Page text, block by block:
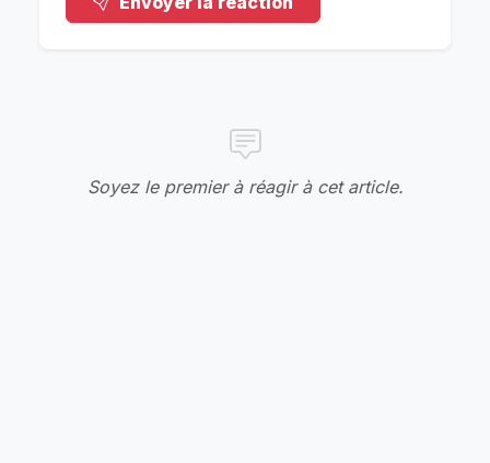
Soyez le premier à réagir à cet article.